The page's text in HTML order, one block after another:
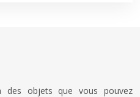
des objets que vous pouvez